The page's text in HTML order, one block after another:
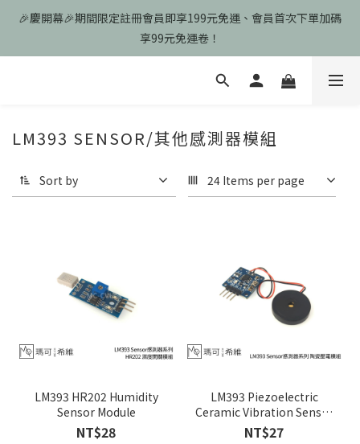
🎉慶開幕🎉期間限定註冊會員即享199元免運、會員首次下單加碼
享99元免運卷！
🎉慶開幕🎉期間限定註冊會員即享199元免運、會員首次下單加碼
享99元免運卷！
歡迎光臨瑪可希維，本站商品皆為台灣現貨、含稅可打統編
🎉慶開幕🎉期間限定註冊會員即享199元免運、會員首次下單加碼
享99元免運卷！
LM393 SENSOR/其他感測器模組
Sort by 24 Items per page
LM393 HR202 Humidity
Sensor Module
NT$28
LM393 Piezoelectric
Ceramic Vibration Sensor
Module
NT$27